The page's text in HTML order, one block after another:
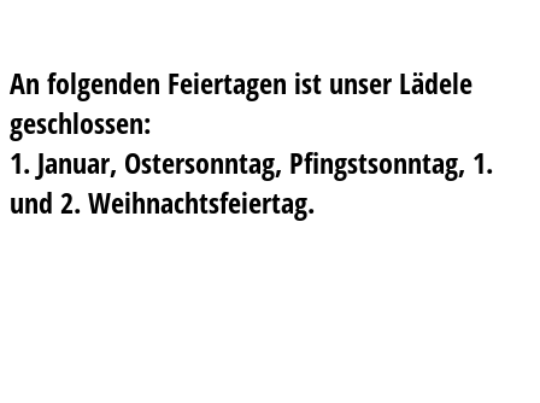
An folgenden Feiertagen ist unser Lädele
geschlossen:
1. Januar, Ostersonntag, Pfingstsonntag, 1.
und 2. Weihnachtsfeiertag.